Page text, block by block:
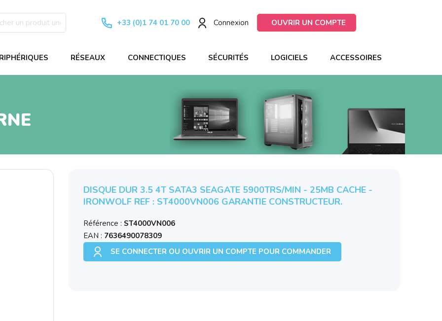
+33 (0)1 74 01 70 00 Connexion OUVRIR UN COMPTE
RÉSEAUX CONNECTIQUES SÉCURITÉS LOGICIELS ACCESSOIRES
DISQUE DUR 3.5 4T SATA3 SEAGATE 5900TRS/MIN - 25MB CACHE -
IRONWOLF REF : ST4000VN006 GARANTIE CONSTRUCTEUR.
Référence : ST4000VN006
EAN : 7636490078309
SE CONNECTER OU OUVRIR UN COMPTE POUR COMMANDER